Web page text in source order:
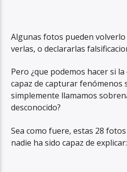
Algunas fotos pueden volverlo
verlas, o declararlas
Pero ¿que podemos hacer si
capaz de capturar fenómenos
simplemente llamamos
desconocido?
Sea como fuere, estas 28
nadie ha sido capaz de explicar: